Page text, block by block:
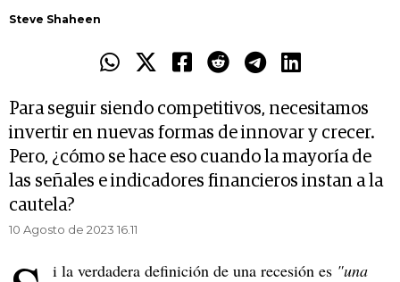
Steve Shaheen
Para seguir siendo competitivos, necesitamos
invertir en nuevas formas de innovar y crecer.
Pero, ¿cómo se hace eso cuando la mayoría de
las señales e indicadores financieros instan a la
cautela?
10 Agosto de 2023 16.11
i la verdadera definición de una recesión es "una